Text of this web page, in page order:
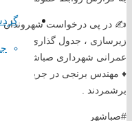
✍️ در پی درخواست شهروندان
عمرانی شهرداری صباشهر اجرا
♦️ مهندس برنجی در جریان
برشمردند .
#صباشهر
پایگاه وزارت کشور
پایگاه مجلس شورای اسلامی
پایگاه قوه قضاییه کشور
سازمان شهرداری ها و دهیاری
استانداری تهران
همیاری شهرداری های تهران